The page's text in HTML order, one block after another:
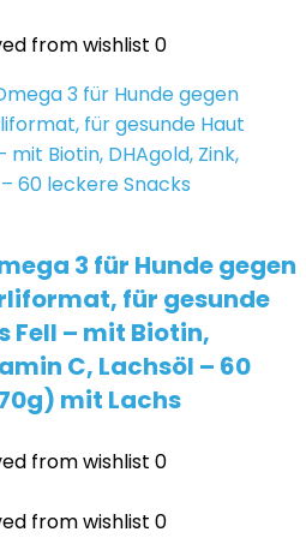
from wishlist 0
3 für Hunde gegen
für gesunde
Fell – mit Biotin,
C, Lachsöl – 60
mit Lachs
from wishlist 0
from wishlist 0